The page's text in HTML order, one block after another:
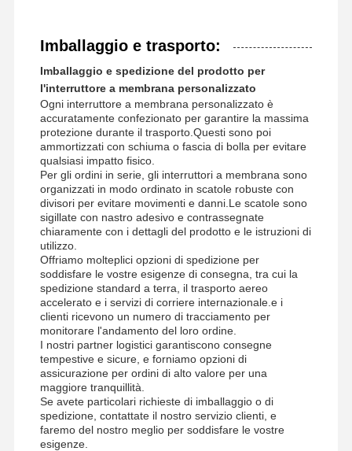
Imballaggio e trasporto:
Imballaggio e spedizione del prodotto per
l'interruttore a membrana personalizzato
Ogni interruttore a membrana personalizzato è
accuratamente confezionato per garantire la massima
protezione durante il trasporto.Questi sono poi
ammortizzati con schiuma o fascia di bolla per evitare
qualsiasi impatto fisico.
Per gli ordini in serie, gli interruttori a membrana sono
organizzati in modo ordinato in scatole robuste con
divisori per evitare movimenti e danni.Le scatole sono
sigillate con nastro adesivo e contrassegnate
chiaramente con i dettagli del prodotto e le istruzioni di
utilizzo.
Offriamo molteplici opzioni di spedizione per
soddisfare le vostre esigenze di consegna, tra cui la
spedizione standard a terra, il trasporto aereo
accelerato e i servizi di corriere internazionale.e i
clienti ricevono un numero di tracciamento per
monitorare l'andamento del loro ordine.
I nostri partner logistici garantiscono consegne
tempestive e sicure, e forniamo opzioni di
assicurazione per ordini di alto valore per una
maggiore tranquillità.
Se avete particolari richieste di imballaggio o di
spedizione, contattate il nostro servizio clienti, e
faremo del nostro meglio per soddisfare le vostre
esigenze.